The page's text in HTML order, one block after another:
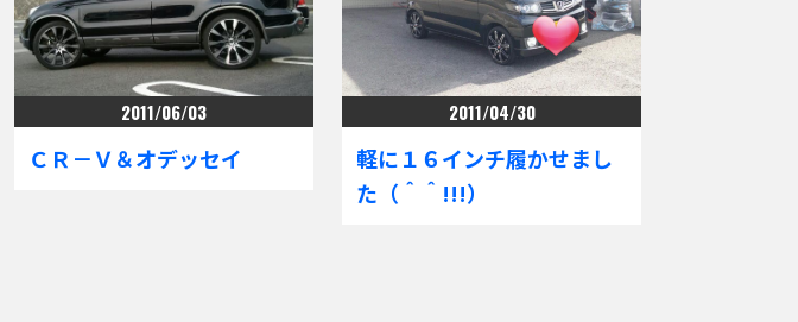
2011/06/03
ＣＲ－Ｖ＆オデッセイ
2011/04/30
軽に１６インチ履かせまし
た（＾＾!!!）